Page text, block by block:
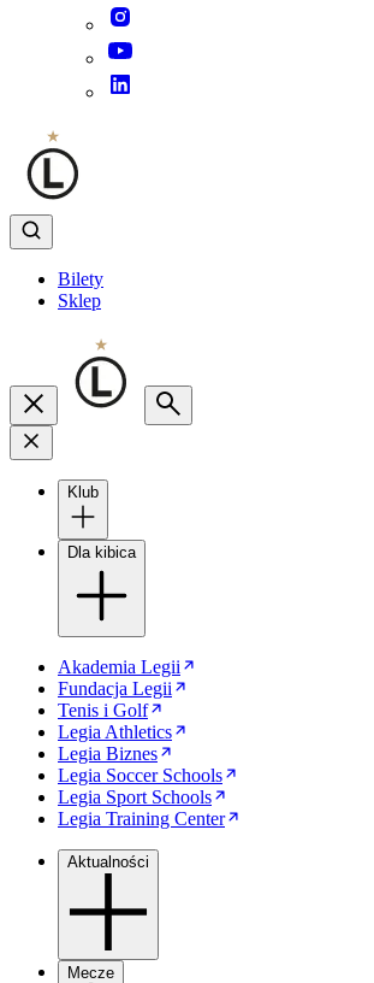
Bilety
Sklep
Klub
Dla kibica
Akademia Legii
Fundacja Legii
Tenis i Golf
Legia Athletics
Legia Biznes
Legia Soccer Schools
Legia Sport Schools
Legia Training Center
Aktualności
Mecze